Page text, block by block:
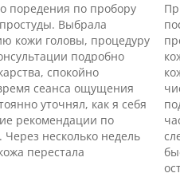
поредения по пробору
Выбрала
кожи головы, процедуру
подробно
спокойно
сеанса ощущения
уточнял, как я себя
рекомендации по
несколько недель
перестала